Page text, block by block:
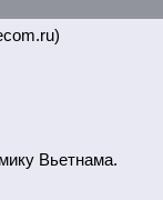
Вьетнама.